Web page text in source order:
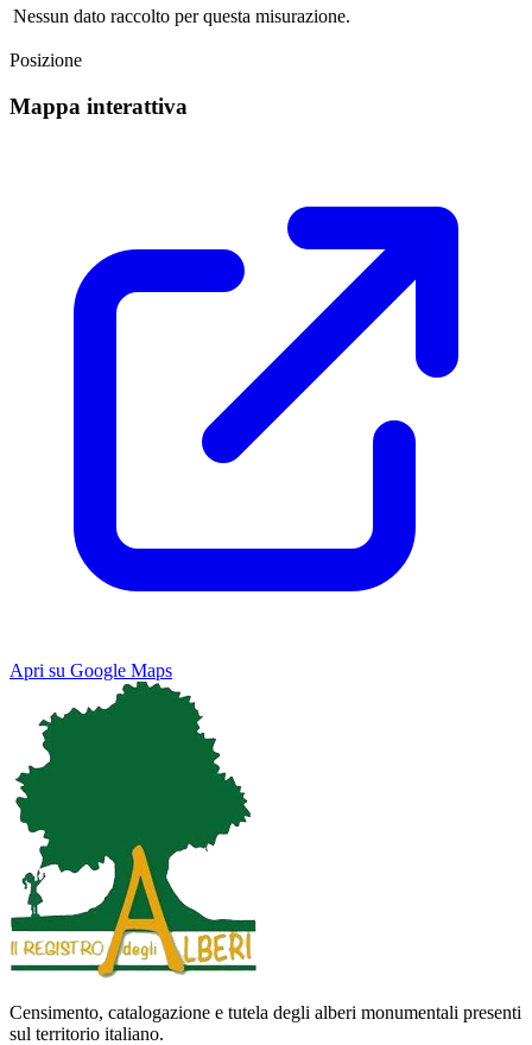
Nessun dato raccolto per questa misurazione.
Posizione
Mappa interattiva
Apri su Google Maps
Map Satellite
Keyboard shortcuts
Censimento, catalogazione e tutela degli alberi monumentali presenti
sul territorio italiano.